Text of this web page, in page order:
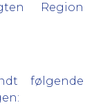
Region
følgende